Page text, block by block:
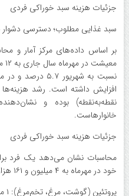
جزئیات هزینه سبد خوراکی فردی
سبد غذایی مطلوب؛ دسترسی دشوار
بر اساس داده‌های مرکز آمار و
نقطه‌به‌نقطه) بوده و
خانوارهاست.
جزئیات هزینه سبد خوراکی فردی
محاسبات نشان می‌دهد یک فرد
خود در مهرماه به ۴ میلیون و ۱۶۱ هزار تومان نیاز داشته است. از این میان:
پروتئین (گوشت، مرغ، تخم‌مرغ): ۱ میلیون و ۱۰۸ هزار تومان